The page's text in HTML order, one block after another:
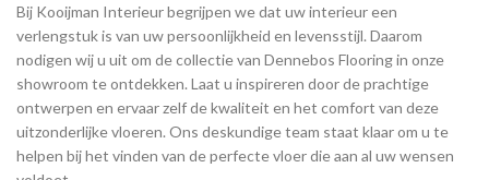
Bij Kooijman Interieur begrijpen we dat uw interieur een
verlengstuk is van uw persoonlijkheid en levensstijl. Daarom
nodigen wij u uit om de collectie van Dennebos Flooring in onze
showroom te ontdekken. Laat u inspireren door de prachtige
ontwerpen en ervaar zelf de kwaliteit en het comfort van deze
uitzonderlijke vloeren. Ons deskundige team staat klaar om u te
helpen bij het vinden van de perfecte vloer die aan al uw wensen